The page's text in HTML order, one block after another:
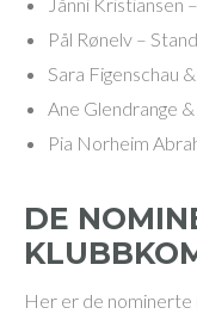
Pål Rønelv –
Sara Figenschau
Ane Glendrange
Pia Norheim
DE
Her er de nominerte